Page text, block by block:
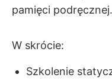
pamięci podręcznej.
W skrócie:
Szkolenie